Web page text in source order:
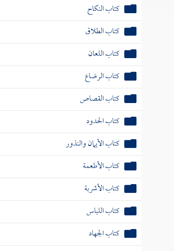
كتاب النكاح
كتاب الطلاق
كتاب اللعان
كتاب الرضاع
كتاب القصاص
كتاب الحدود
كتاب الأيمان والنذور
كتاب الأطعمة
كتاب الأشربة
كتاب اللباس
كتاب الجهاد